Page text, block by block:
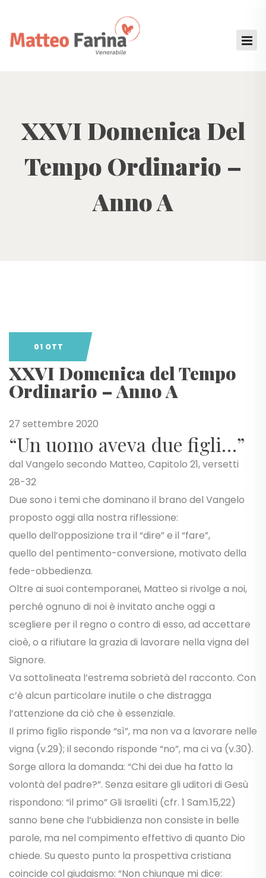
XXVI Domenica Del
Tempo Ordinario –
Anno A
01 OTT
XXVI Domenica del Tempo
Ordinario – Anno A
27 settembre 2020
“Un uomo aveva due figli…”
dal Vangelo secondo Matteo, Capitolo 21, versetti
28-32
Due sono i temi che dominano il brano del Vangelo
proposto oggi alla nostra riflessione:
quello dell’opposizione tra il “dire” e il “fare”,
quello del pentimento-conversione, motivato della
fede-obbedienza.
Oltre ai suoi contemporanei, Matteo si rivolge a noi,
perché ognuno di noi è invitato anche oggi a
scegliere per il regno o contro di esso, ad accettare
cioè, o a rifiutare la grazia di lavorare nella vigna del
Signore.
Va sottolineata l’estrema sobrietà del racconto. Con
c’è alcun particolare inutile o che distragga
l’attenzione da ciò che è essenziale.
Il primo figlio risponde “sì”, ma non va a lavorare nelle
vigna (v.29); il secondo risponde “no”, ma ci va (v.30).
Sorge allora la domanda: “Chi dei due ha fatto la
volontà del padre?”. Senza esitare gli uditori di Gesù
rispondono: “il primo” Gli Israeliti (cfr. 1 Sam.15,22)
sanno bene che l’ubbidienza non consiste in belle
parole, ma nel compimento effettivo di quanto Dio
chiede. Su questo punto la prospettiva cristiana
coincide col giudaismo: “Non chiunque mi dice: